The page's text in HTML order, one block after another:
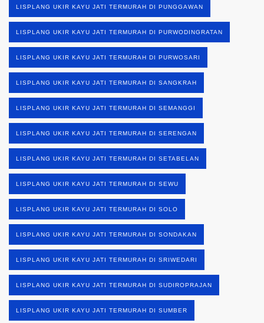
LISPLANG UKIR KAYU JATI TERMURAH DI PUNGGAWAN
LISPLANG UKIR KAYU JATI TERMURAH DI PURWODINGRATAN
LISPLANG UKIR KAYU JATI TERMURAH DI PURWOSARI
LISPLANG UKIR KAYU JATI TERMURAH DI SANGKRAH
LISPLANG UKIR KAYU JATI TERMURAH DI SEMANGGI
LISPLANG UKIR KAYU JATI TERMURAH DI SERENGAN
LISPLANG UKIR KAYU JATI TERMURAH DI SETABELAN
LISPLANG UKIR KAYU JATI TERMURAH DI SEWU
LISPLANG UKIR KAYU JATI TERMURAH DI SOLO
LISPLANG UKIR KAYU JATI TERMURAH DI SONDAKAN
LISPLANG UKIR KAYU JATI TERMURAH DI SRIWEDARI
LISPLANG UKIR KAYU JATI TERMURAH DI SUDIROPRAJAN
LISPLANG UKIR KAYU JATI TERMURAH DI SUMBER